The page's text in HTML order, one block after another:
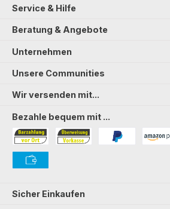
Service & Hilfe
Beratung & Angebote
Unternehmen
Unsere Communities
Wir versenden mit...
Bezahle bequem mit ...
Bezahlung in der Filiale
Sicher Einkaufen